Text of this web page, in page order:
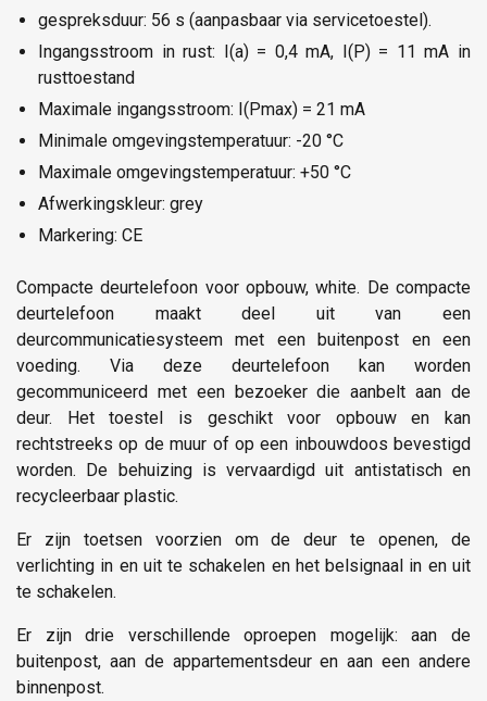
gespreksduur: 56 s (aanpasbaar via servicetoestel).
Ingangsstroom in rust: I(a) = 0,4 mA, I(P) = 11 mA in
rusttoestand
Maximale ingangsstroom: I(Pmax) = 21 mA
Minimale omgevingstemperatuur: -20 °C
Maximale omgevingstemperatuur: +50 °C
Afwerkingskleur: grey
Markering: CE
Compacte deurtelefoon voor opbouw, white. De compacte
deurtelefoon maakt deel uit van een
deurcommunicatiesysteem met een buitenpost en een
voeding. Via deze deurtelefoon kan worden
gecommuniceerd met een bezoeker die aanbelt aan de
deur. Het toestel is geschikt voor opbouw en kan
rechtstreeks op de muur of op een inbouwdoos bevestigd
worden. De behuizing is vervaardigd uit antistatisch en
recycleerbaar plastic.
Er zijn toetsen voorzien om de deur te openen, de
verlichting in en uit te schakelen en het belsignaal in en uit
te schakelen.
Er zijn drie verschillende oproepen mogelijk: aan de
buitenpost, aan de appartementsdeur en aan een andere
binnenpost.